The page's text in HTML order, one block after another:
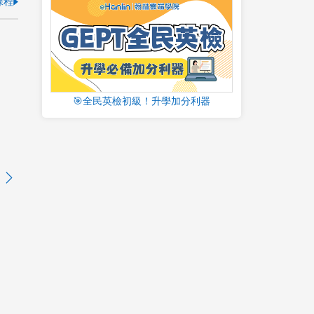
🎯全民英檢初級！升學加分利器